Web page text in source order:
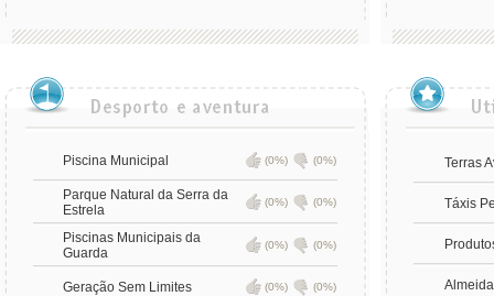
Piscina Municipal (0%) (0%)
Parque Natural da Serra da
Estrela
(0%) (0%)
Piscinas Municipais da
Guarda
(0%) (0%)
Geração Sem Limites (0%) (0%)
Terras
Táxis